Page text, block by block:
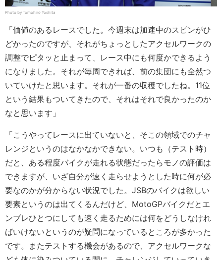
Photo by Tomohiro Yoshita
「価値のあるレースでした。今週末は加速中のスピンがひ
どかったのですが、それがちょっとしたアクセルワークの
調整でピタッと止まって、レース中にも何度かできるよう
になりました。それが毎周できれば、前の集団にも全然つ
いていけたと思います。それが一番の収穫でしたね。11位
という結果もついてきたので、それはそれで良かったのか
なと思います」
「こうやってレースに出ていないと、そこの領域でのチャ
レンジというのはなかなかできない。いつも（テスト時）
だと、ある程度バイクが走れる状態だったらモノの評価は
できますが、いざ自分が速く走らせようとした時に何が必
要なのかが分からない状況でした。JSBのバイクは欲しい
要素というのは出てくるんだけど、MotoGPバイクだとエ
ンブレひとつにしても速く走るためには何をどうしなけれ
ばいけないというのが疑問になっているところが多かった
です。またテストする機会があるので、アクセルワークな